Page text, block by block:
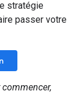
stratégie
passer votre